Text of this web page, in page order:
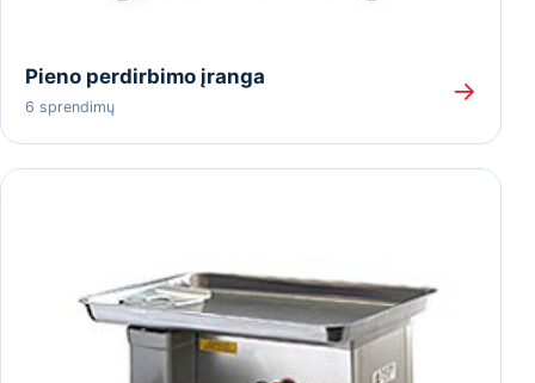
Pieno perdirbimo įranga
6 sprendimų
→